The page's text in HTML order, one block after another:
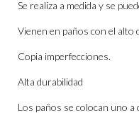
Se realiza a medida y se
Vienen en paños con el alto
Copia imperfecciones.
Alta durabilidad
Los paños se colocan uno